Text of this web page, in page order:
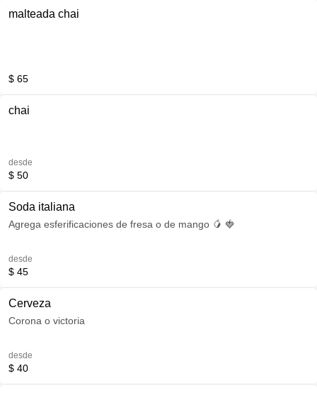
malteada chai
$ 65
chai
desde
$ 50
Soda italiana
Agrega esferificaciones de fresa o de mango 🥭 🍓
desde
$ 45
Cerveza
Corona o victoria
desde
$ 40